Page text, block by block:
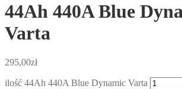
44Ah 440A Blue
Varta
295,00zł
ilość 44Ah 440A Blue Dynamic Varta